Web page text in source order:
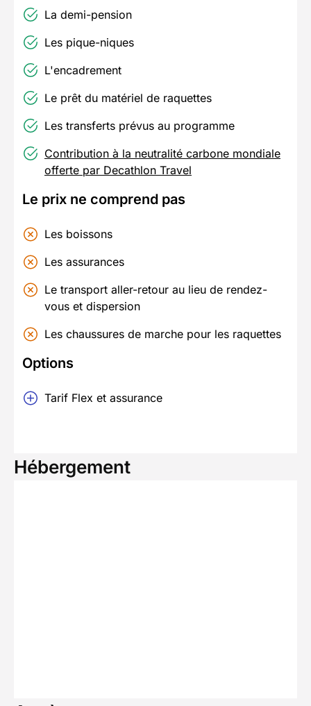
La demi-pension
Les pique-niques
L'encadrement
Le prêt du matériel de raquettes
Les transferts prévus au programme
Contribution à la neutralité carbone mondiale
offerte par Decathlon Travel
Le prix ne comprend pas
Les boissons
Les assurances
Le transport aller-retour au lieu de rendez-
vous et dispersion
Les chaussures de marche pour les raquettes
Options
Tarif Flex et assurance
Hébergement